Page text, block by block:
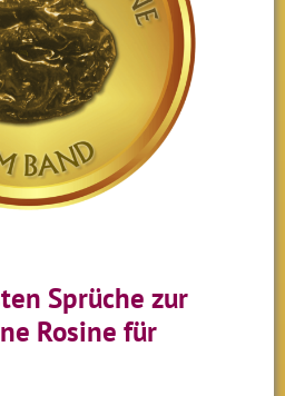
Sprüche zur
Rosine für